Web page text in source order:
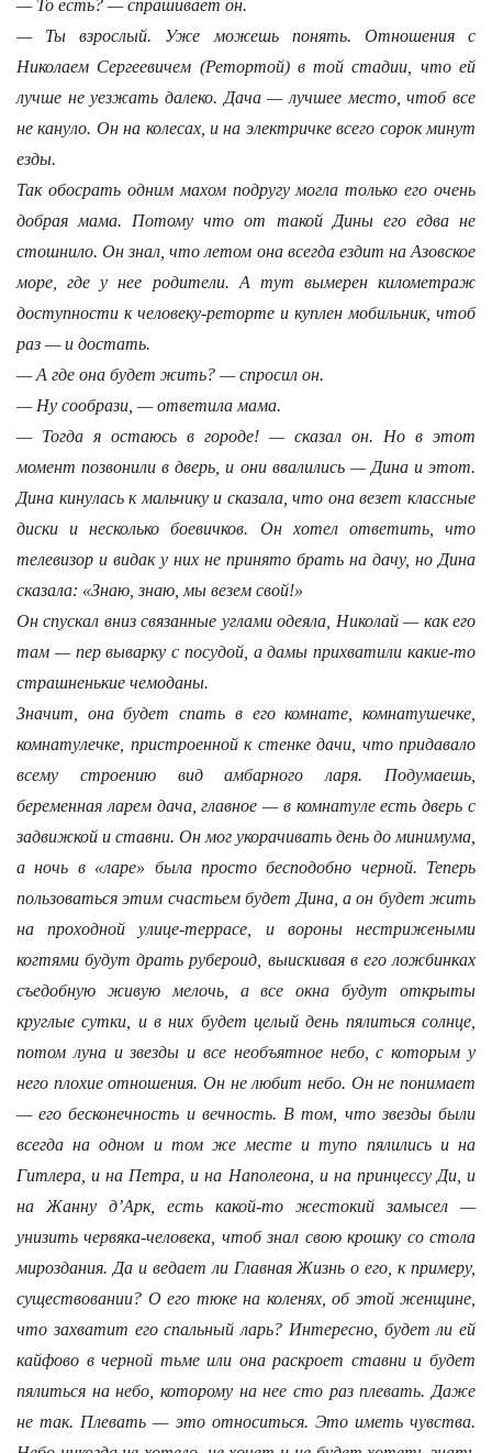
— То есть? — спрашивает он.
— Ты взрослый. Уже можешь понять. Отношения с
Николаем Сергеевичем (Ретортой) в той стадии, что ей
лучше не уезжать далеко. Дача — лучшее место, чтоб все
не кануло. Он на колесах, и на электричке всего сорок минут
езды.
Так обосрать одним махом подругу могла только его очень
добрая мама. Потому что от такой Дины его едва не
стошнило. Он знал, что летом она всегда ездит на Азовское
море, где у нее родители. А тут вымерен километраж
доступности к человеку-реторте и куплен мобильник, чтоб
раз — и достать.
— А где она будет жить? — спросил он.
— Ну сообрази, — ответила мама.
— Тогда я остаюсь в городе! — сказал он. Но в этот
момент позвонили в дверь, и они ввалились — Дина и этот.
Дина кинулась к мальчику и сказала, что она везет классные
диски и несколько боевичков. Он хотел ответить, что
телевизор и видак у них не принято брать на дачу, но Дина
сказала: «Знаю, знаю, мы везем свой!»
Он спускал вниз связанные углами одеяла, Николай — как его
там — пер выварку с посудой, а дамы прихватили какие-то
страшненькие чемоданы.
Значит, она будет спать в его комнате, комнатушечке,
комнатулечке, пристроенной к стенке дачи, что придавало
всему строению вид амбарного ларя. Подумаешь,
беременная ларем дача, главное — в комнатуле есть дверь с
задвижкой и ставни. Он мог укорачивать день до минимума,
а ночь в «ларе» была просто бесподобно черной. Теперь
пользоваться этим счастьем будет Дина, а он будет жить
на проходной улице-террасе, и вороны нестрижеными
когтями будут драть рубероид, выискивая в его ложбинках
съедобную живую мелочь, а все окна будут открыты
круглые сутки, и в них будет целый день пялиться солнце,
потом луна и звезды и все необъятное небо, с которым у
него плохие отношения. Он не любит небо. Он не понимает
— его бесконечность и вечность. В том, что звезды были
всегда на одном и том же месте и тупо пялились и на
Гитлера, и на Петра, и на Наполеона, и на принцессу Ди, и
на Жанну д’Арк, есть какой-то жестокий замысел —
унизить червяка-человека, чтоб знал свою крошку со стола
мироздания. Да и ведает ли Главная Жизнь о его, к примеру,
существовании? О его тюке на коленях, об этой женщине,
что захватит его спальный ларь? Интересно, будет ли ей
кайфово в черной тьме или она раскроет ставни и будет
пялиться на небо, которому на нее сто раз плевать. Даже
не так. Плевать — это относиться. Это иметь чувства.